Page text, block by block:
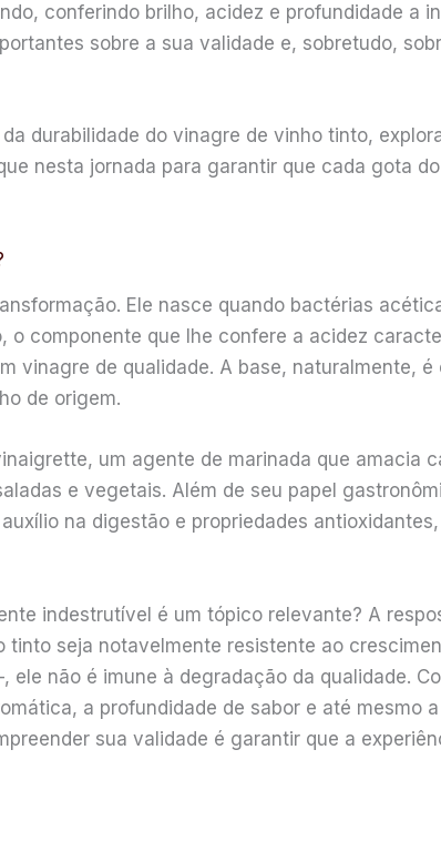
conferindo brilho, acidez e profundidade a
sobre a sua validade e, sobretudo,
durabilidade do vinagre de vinho tinto,
nesta jornada para garantir que cada gota
Ele nasce quando bactérias
componente que lhe confere a acidez
vinagre de qualidade. A base, naturalmente, é
de origem.
um agente de marinada que amacia
e vegetais. Além de seu papel
na digestão e propriedades
indestrutível é um tópico relevante? A
seja notavelmente resistente ao
não é imune à degradação da qualidade.
a profundidade de sabor e até mesmo
sua validade é garantir que a